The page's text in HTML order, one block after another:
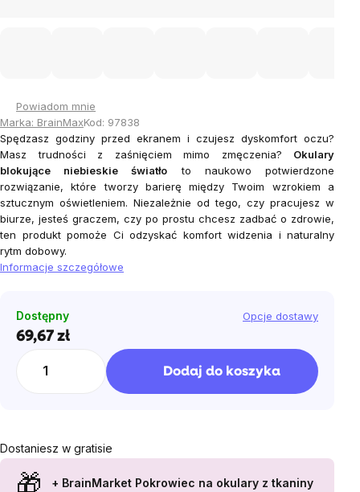
Dostaniesz w gratisie
+ BrainMarket Pokrowiec na okulary z tkaniny
Powiadom mnie
Marka: BrainMaxKod: 97838
Spędzasz godziny przed ekranem i czujesz dyskomfort oczu?
Masz trudności z zaśnięciem mimo zmęczenia? Okulary
blokujące niebieskie światło to naukowo potwierdzone
rozwiązanie, które tworzy barierę między Twoim wzrokiem a
sztucznym oświetleniem. Niezależnie od tego, czy pracujesz w
biurze, jesteś graczem, czy po prostu chcesz zadbać o zdrowie,
ten produkt pomoże Ci odzyskać komfort widzenia i naturalny
rytm dobowy.
Informacje szczegółowe
Dostępny Opcje dostawy
69,67 złCena
jednostkowa:
Dodaj do koszyka